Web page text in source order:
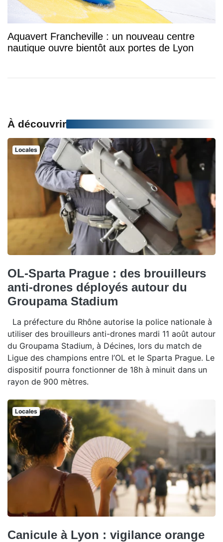
Aquavert Francheville : un nouveau centre
nautique ouvre bientôt aux portes de Lyon
À découvrir
Locales
OL-Sparta Prague : des brouilleurs
anti-drones déployés autour du
Groupama Stadium
La préfecture du Rhône autorise la police nationale à
utiliser des brouilleurs anti-drones mardi 11 août autour
du Groupama Stadium, à Décines, lors du match de
Ligue des champions entre l’OL et le Sparta Prague. Le
dispositif pourra fonctionner de 18h à minuit dans un
rayon de 900 mètres.
Locales
Canicule à Lyon : vigilance orange